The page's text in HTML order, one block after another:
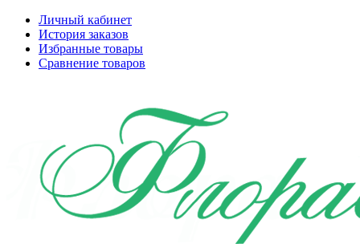
Личный кабинет
История заказов
Избранные товары
Сравнение товаров